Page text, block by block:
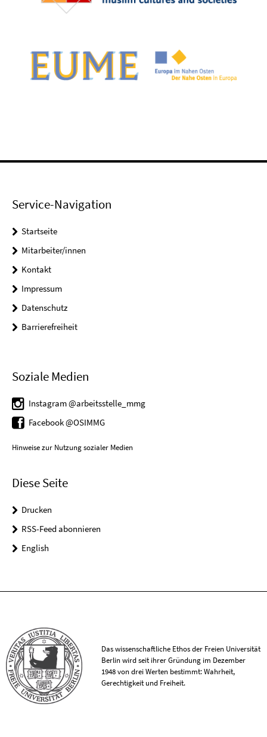
Service-Navigation
Startseite
Mitarbeiter/innen
Kontakt
Impressum
Datenschutz
Barrierefreiheit
Soziale Medien
Instagram @arbeitsstelle_mmg
Facebook @OSIMMG
Hinweise zur Nutzung sozialer Medien
Diese Seite
Drucken
RSS-Feed abonnieren
English
Das wissenschaftliche Ethos der Freien Universität
Berlin wird seit ihrer Gründung im Dezember
1948 von drei Werten bestimmt: Wahrheit,
Gerechtigkeit und Freiheit.